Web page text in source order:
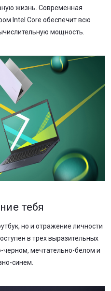
жизнь. Современная
Intel Core обеспечит всю
мощность.
тебя
но и отражение личности
в трех выразительных
черном, мечтательно-белом и
синем.